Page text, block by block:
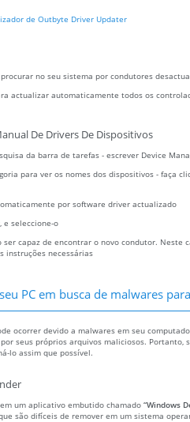
de Outbyte Driver Updater
no seu sistema por condutores
actualizar automaticamente todos os
De Drivers De Dispositivos
da barra de tarefas - escrever Device
para ver os nomes dos dispositivos - faça
por software driver actualizado
e seleccione-o
ser capaz de encontrar o novo condutor.
instruções necessárias
PC em busca de malwares
ocorrer devido a malwares em seu
seus próprios arquivos maliciosos.
lo assim que possível.
um aplicativo embutido chamado “Windows
são difíceis de remover em um sistema